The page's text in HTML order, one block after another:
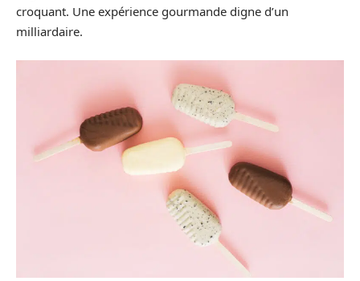
croquant. Une expérience gourmande digne d’un
milliardaire.